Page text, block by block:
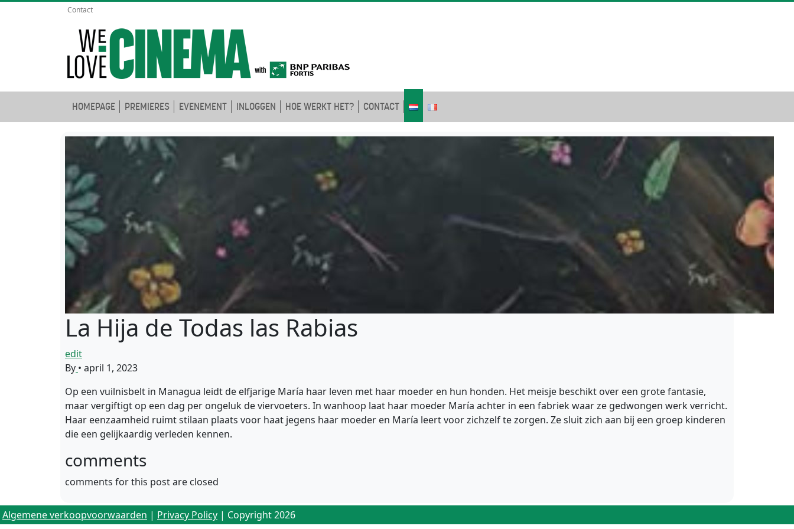
Contact
HOMEPAGE PREMIERES EVENEMENT INLOGGEN HOE WERKT HET? CONTACT
La Hija de Todas las Rabias
edit
By • april 1, 2023
Op een vuilnisbelt in Managua leidt de elfjarige María haar leven met haar moeder en hun honden. Het meisje beschikt over een grote fantasie,
maar vergiftigt op een dag per ongeluk de viervoeters. In wanhoop laat haar moeder María achter in een fabriek waar ze gedwongen werk verricht.
Haar eenzaamheid ruimt stilaan plaats voor haat jegens haar moeder en María leert voor zichzelf te zorgen. Ze sluit zich aan bij een groep kinderen
die een gelijkaardig verleden kennen.
comments
comments for this post are closed
Algemene verkoopvoorwaarden | Privacy Policy | Copyright 2026